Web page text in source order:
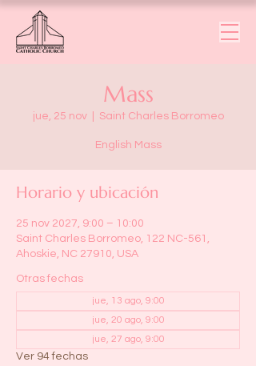
Mass
jue, 25 nov
  |
Saint Charles Borromeo
English Mass
Horario y ubicación
25 nov 2027, 9:00 – 10:00
Saint Charles Borromeo, 122 NC-561,
Ahoskie, NC 27910, USA
Otras fechas
jue, 13 ago, 9:00
jue, 20 ago, 9:00
jue, 27 ago, 9:00
Ver 94 fechas